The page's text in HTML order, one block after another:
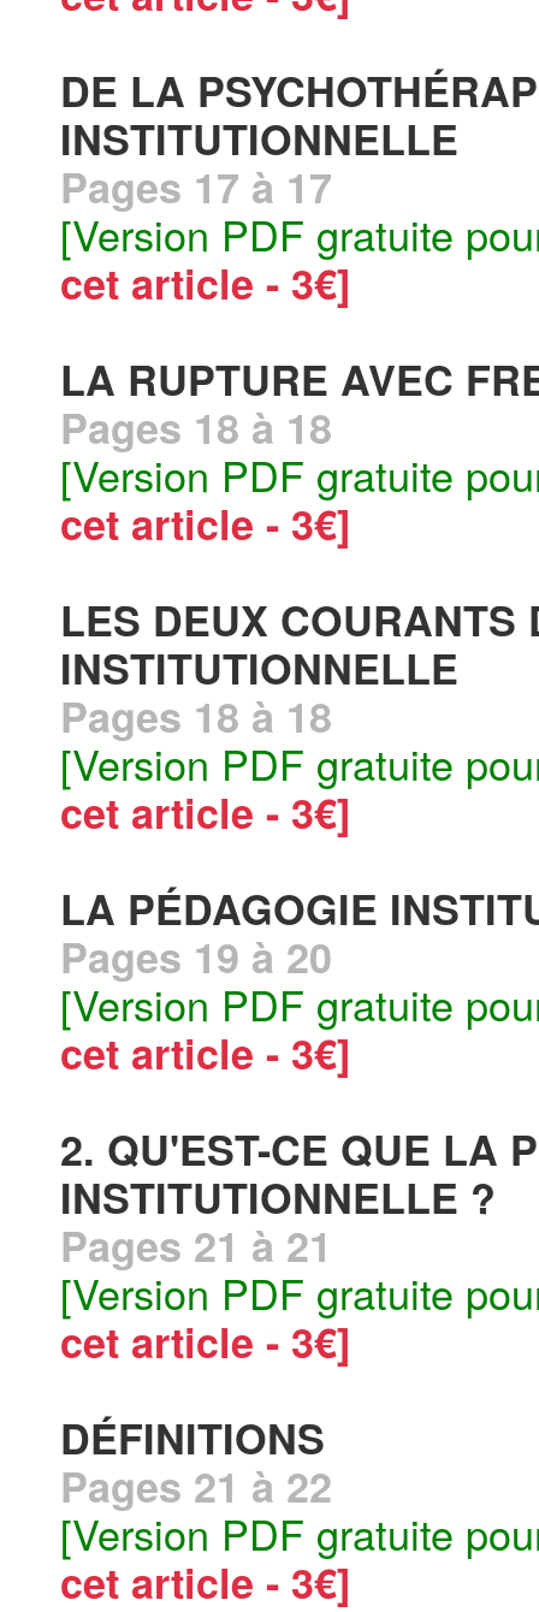
DE LA
INSTITUTIONNELLE
Pages 17 à 17
[Version PDF gratuite
cet article - 3€]
LA RUPTURE AVEC
Pages 18 à 18
[Version PDF gratuite
cet article - 3€]
LES DEUX COURANTS
INSTITUTIONNELLE
Pages 18 à 18
[Version PDF gratuite
cet article - 3€]
LA PÉDAGOGIE
Pages 19 à 20
[Version PDF gratuite
cet article - 3€]
2. QU'EST-CE QUE LA
INSTITUTIONNELLE ?
Pages 21 à 21
[Version PDF gratuite
cet article - 3€]
DÉFINITIONS
Pages 21 à 22
[Version PDF gratuite
cet article - 3€]